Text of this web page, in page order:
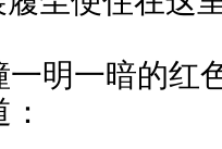
明一暗的红